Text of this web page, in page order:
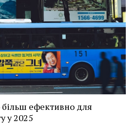
ефективно для
у 2025